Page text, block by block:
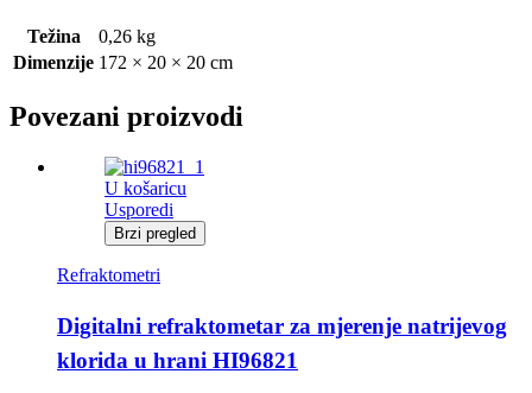
Težina
0,26 kg
Dimenzije 172 × 20 × 20 cm
Povezani proizvodi
U košaricu
Usporedi
Brzi pregled
Refraktometri
Digitalni refraktometar za mjerenje natrijevog
klorida u hrani HI96821